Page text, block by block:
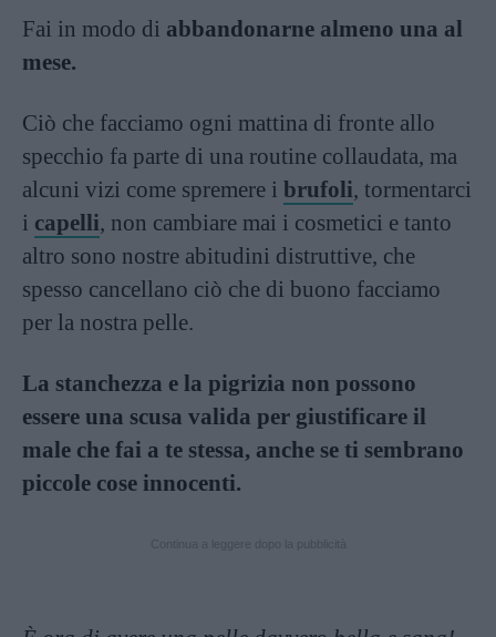
Fai in modo di abbandonarne almeno una al
mese.
Ciò che facciamo ogni mattina di fronte allo
specchio fa parte di una routine collaudata, ma
alcuni vizi come spremere i brufoli, tormentarci
i capelli, non cambiare mai i cosmetici e tanto
altro sono nostre abitudini distruttive, che
spesso cancellano ciò che di buono facciamo
per la nostra pelle.
La stanchezza e la pigrizia non possono
essere una scusa valida per giustificare il
male che fai a te stessa, anche se ti sembrano
piccole cose innocenti.